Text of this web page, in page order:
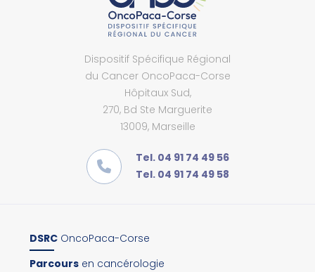
Dispositif Spécifique Régional
du Cancer OncoPaca-Corse
Hôpitaux Sud,
270, Bd Ste Marguerite
13009, Marseille
Tel. 04 91 74 49 56
Tel. 04 91 74 49 58
DSRC OncoPaca-Corse
Parcours en cancérologie